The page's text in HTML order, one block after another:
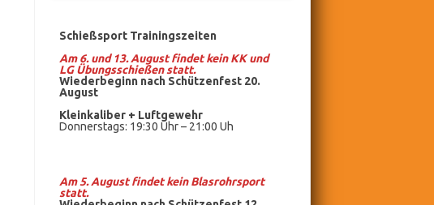
Schießsport Trainingszeiten
Am 6. und 13. August findet kein KK und
LG Übungsschießen statt.
Wiederbeginn nach Schützenfest 20.
August
Kleinkaliber + Luftgewehr
Donnerstags: 19:30 Uhr – 21:00 Uh
Am 5. August findet keinBlasrohrsport
statt.